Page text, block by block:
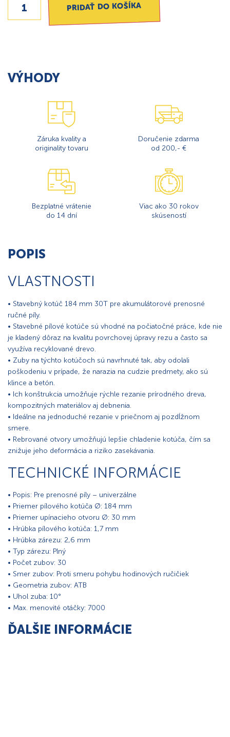
PRIDAŤ DO KOŠÍKA
VÝHODY
Záruka kvality a
originality tovaru
Doručenie zdarma
od 200,- €
Bezplatné vrátenie
do 14 dní
Viac ako 30 rokov
skúseností
POPIS
VLASTNOSTI
• Stavebný kotúč 184 mm 30T pre akumulátorové prenosné
ručné píly.
• Stavebné pílové kotúče sú vhodné na počiatočné práce, kde nie
je kladený dôraz na kvalitu povrchovej úpravy rezu a často sa
využíva recyklované drevo.
• Zuby na týchto kotúčoch sú navrhnuté tak, aby odolali
poškodeniu v prípade, že narazia na cudzie predmety, ako sú
klince a betón.
• Ich konštrukcia umožňuje rýchle rezanie prírodného dreva,
kompozitných materiálov aj debnenia.
• Ideálne na jednoduché rezanie v priečnom aj pozdĺžnom
smere.
• Rebrované otvory umožňujú lepšie chladenie kotúča, čím sa
znižuje jeho deformácia a riziko zasekávania.
TECHNICKÉ INFORMÁCIE
• Popis: Pre prenosné píly – univerzálne
• Priemer pílového kotúča Ø: 184 mm
• Priemer upínacieho otvoru Ø: 30 mm
• Hrúbka pílového kotúča: 1,7 mm
• Hrúbka zárezu: 2,6 mm
• Typ zárezu: Plný
• Počet zubov: 30
• Smer zubov: Proti smeru pohybu hodinových ručičiek
• Geometria zubov: ATB
• Uhol zuba: 10°
• Max. menovité otáčky: 7000
ĎALŠIE INFORMÁCIE